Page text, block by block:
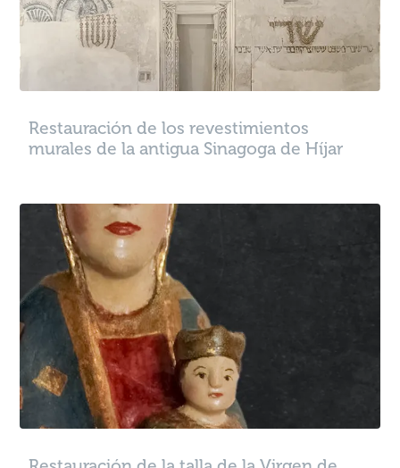
Restauración de los revestimientos
murales de la antigua Sinagoga de Híjar